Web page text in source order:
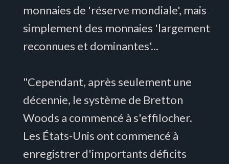
monnaies de 'réserve mondiale', mais
simplement des monnaies 'largement
reconnues et dominantes'...
"Cependant, après seulement une
décennie, le système de Bretton
Woods a commencé à s'effilocher.
Les États-Unis ont commencé à
enregistrer d'importants déficits